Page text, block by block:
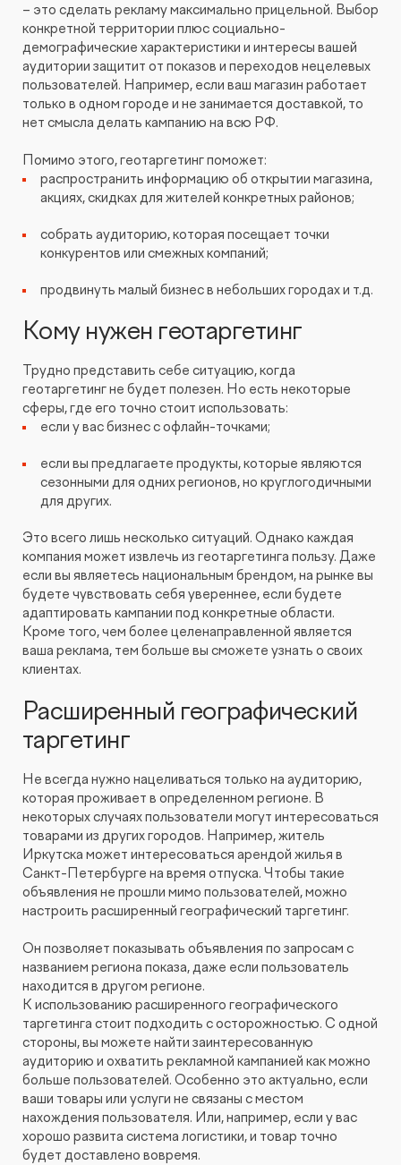
– это сделать рекламу максимально прицельной. Выбор
конкретной территории плюс социально-
демографические характеристики и интересы вашей
аудитории защитит от показов и переходов нецелевых
пользователей. Например, если ваш магазин работает
только в одном городе и не занимается доставкой, то
нет смысла делать кампанию на всю РФ.
Помимо этого, геотаргетинг поможет:
распространить информацию об открытии магазина,
акциях, скидках для жителей конкретных районов;
собрать аудиторию, которая посещает точки
конкурентов или смежных компаний;
продвинуть малый бизнес в небольших городах и т.д.
Кому нужен геотаргетинг
Трудно представить себе ситуацию, когда
геотаргетинг не будет полезен. Но есть некоторые
сферы, где его точно стоит использовать:
если у вас бизнес с офлайн-точками;
если вы предлагаете продукты, которые являются
сезонными для одних регионов, но круглогодичными
для других.
Это всего лишь несколько ситуаций. Однако каждая
компания может извлечь из геотаргетинга пользу. Даже
если вы являетесь национальным брендом, на рынке вы
будете чувствовать себя увереннее, если будете
адаптировать кампании под конкретные области.
Кроме того, чем более целенаправленной является
ваша реклама, тем больше вы сможете узнать о своих
клиентах.
Расширенный географический
таргетинг
Не всегда нужно нацеливаться только на аудиторию,
которая проживает в определенном регионе. В
некоторых случаях пользователи могут интересоваться
товарами из других городов. Например, житель
Иркутска может интересоваться арендой жилья в
Санкт-Петербурге на время отпуска. Чтобы такие
объявления не прошли мимо пользователей, можно
настроить расширенный географический таргетинг.
Он позволяет показывать объявления по запросам c
названием региона показа, даже если пользователь
находится в другом регионе.
К использованию расширенного географического
таргетинга стоит подходить с осторожностью. С одной
стороны, вы можете найти заинтересованную
аудиторию и охватить рекламной кампанией как можно
больше пользователей. Особенно это актуально, если
ваши товары или услуги не связаны с местом
нахождения пользователя. Или, например, если у вас
хорошо развита система логистики, и товар точно
будет доставлено вовремя.